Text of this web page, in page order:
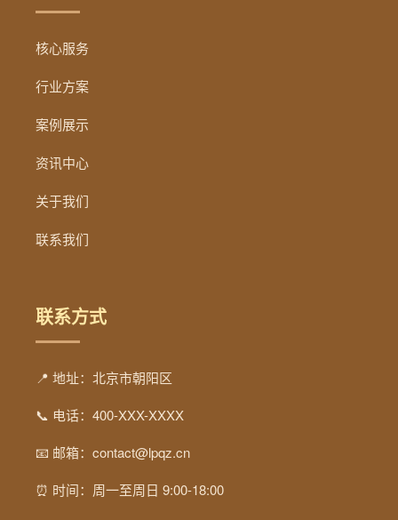
核心服务
行业方案
案例展示
资讯中心
关于我们
联系我们
联系方式
📍 地址：北京市朝阳区
📞 电话：400-XXX-XXXX
📧 邮箱：contact@lpqz.cn
⏰ 时间：周一至周日 9:00-18:00